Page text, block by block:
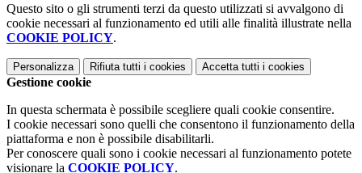
Questo sito o gli strumenti terzi da questo utilizzati si avvalgono di
cookie necessari al funzionamento ed utili alle finalità illustrate nella
COOKIE POLICY.
Personalizza Rifiuta tutti i cookies Accetta tutti i cookies
Gestione cookie
In questa schermata è possibile scegliere quali cookie consentire.
I cookie necessari sono quelli che consentono il funzionamento della
piattaforma e non è possibile disabilitarli.
Per conoscere quali sono i cookie necessari al funzionamento potete
visionare la COOKIE POLICY.